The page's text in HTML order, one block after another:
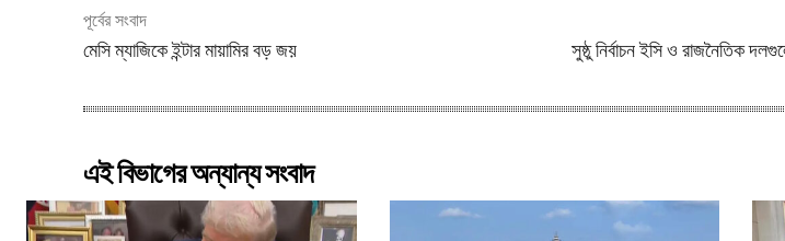
পূর্বের সংবাদ
মেসি ম্যাজিকে ইন্টার মায়ামির বড় জয় সুষ্ঠু নির্বাচন ইসি ও রাজনৈতিক
এই বিভাগের অন্যান্য সংবাদ